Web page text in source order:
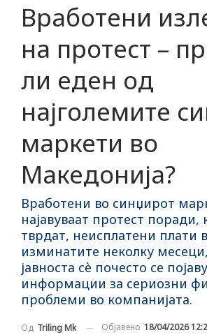
Вработени
на протест –
ли еден од
најголемите
маркети во
Македонија?
Вработени во синџирот
најавуваат протест поради,
тврдат, неисплатени плати
изминатите неколку
јавноста сè почесто се
информации за сериозни
проблеми во компанијата.
Од Triling Mk Објавено 18/04/2026